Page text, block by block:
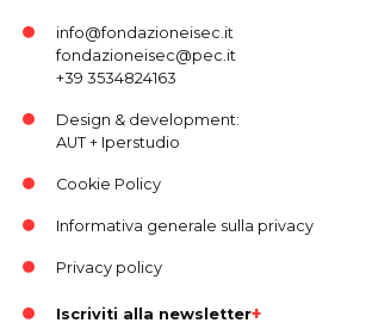
info@fondazioneisec.it
fondazioneisec@pec.it
+39 3534824163
Design & development:
AUT+ Iperstudio
Cookie Policy
Informativa generale sulla privacy
Privacy policy
Iscriviti alla newsletter